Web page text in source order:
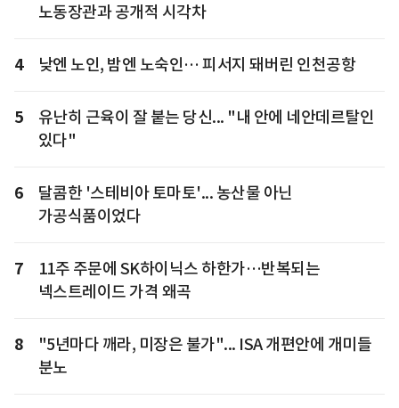
노동장관과 공개적 시각차
4 낮엔 노인, 밤엔 노숙인… 피서지 돼버린 인천공항
5
유난히 근육이 잘 붙는 당신... "내 안에 네안데르탈인
있다"
6
달콤한 '스테비아 토마토'... 농산물 아닌
가공식품이었다
7
11주 주문에 SK하이닉스 하한가…반복되는
넥스트레이드 가격 왜곡
8
"5년마다 깨라, 미장은 불가"... ISA 개편안에 개미들
분노